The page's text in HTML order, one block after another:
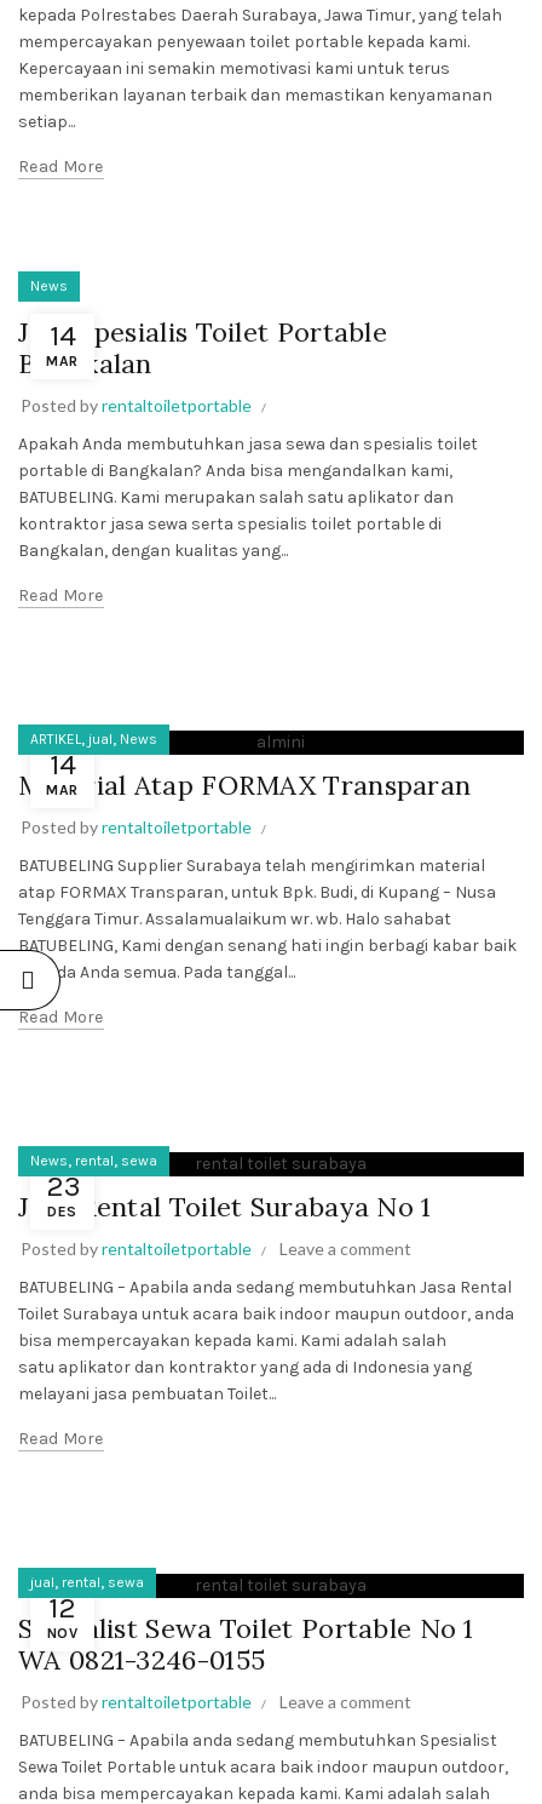
kepada Polrestabes Daerah Surabaya, Jawa Timur, yang telah
mempercayakan penyewaan toilet portable kepada kami.
Kepercayaan ini semakin memotivasi kami untuk terus
memberikan layanan terbaik dan memastikan kenyamanan
setiap...
Read More
14
MAR
News
Jasa Spesialis Toilet Portable
Bangkalan
Posted byrentaltoiletportable
Apakah Anda membutuhkan jasa sewa dan spesialis toilet
portable di Bangkalan? Anda bisa mengandalkan kami,
BATUBELING. Kami merupakan salah satu aplikator dan
kontraktor jasa sewa serta spesialis toilet portable di
Bangkalan, dengan kualitas yang...
Read More
14
MAR
ARTIKEL, jual, News
Material Atap FORMAX Transparan
Posted byrentaltoiletportable
BATUBELING Supplier Surabaya telah mengirimkan material
atap FORMAX Transparan, untuk Bpk. Budi, di Kupang – Nusa
Tenggara Timur. Assalamualaikum wr. wb. Halo sahabat
BATUBELING, Kami dengan senang hati ingin berbagi kabar baik
kepada Anda semua. Pada tanggal...
Read More
23
DES
News, rental, sewa
Jasa Rental Toilet Surabaya No 1
Posted byrentaltoiletportable
Leave a comment
BATUBELING – Apabila anda sedang membutuhkan Jasa Rental
Toilet Surabaya untuk acara baik indoor maupun outdoor, anda
bisa mempercayakan kepada kami. Kami adalah salah
satu aplikator dan kontraktor yang ada di Indonesia yang
melayani jasa pembuatan Toilet...
Read More
12
NOV
jual, rental, sewa
Spesialist Sewa Toilet Portable No 1
WA 0821-3246-0155
Posted byrentaltoiletportable
Leave a comment
BATUBELING – Apabila anda sedang membutuhkan Spesialist
Sewa Toilet Portable untuk acara baik indoor maupun outdoor,
anda bisa mempercayakan kepada kami. Kami adalah salah